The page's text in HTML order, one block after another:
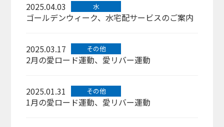
2025.04.03 水
ゴールデンウィーク、水宅配サービスのご案内
2025.03.17 その他
2月の愛ロード運動、愛リバー運動
2025.01.31 その他
1月の愛ロード運動、愛リバー運動